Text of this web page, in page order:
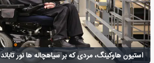
استیون هاوکینگ، مردی که بر سیاهچاله ها نور تاباند